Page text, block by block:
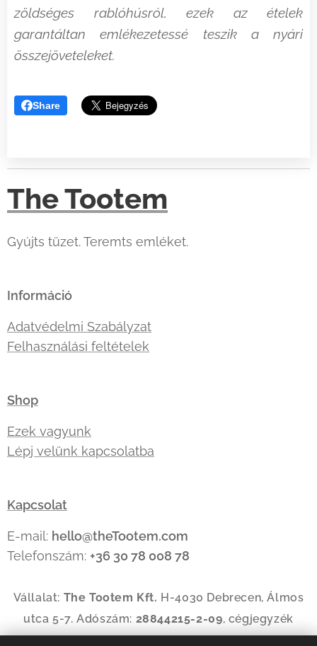
zöldséges rablóhúsról, ezek az ételek
garantáltan emlékezetessé teszik a nyári
összejöveteleket.
Share
The Tootem
Gyújts tüzet. Teremts emléket.
Információ
Adatvédelmi Szabályzat
Felhasználási feltételek
Shop
Ezek vagyunk
Lépj velünk kapcsolatba
Kapcsolat
E-mail: hello@theTootem.com
Telefonszám: +36 30 78 008 78
Vállalat: The Tootem Kft. H-4030 Debrecen, Álmos
utca 5-7. Adószám: 28844215-2-09, cégjegyzék
szám:09-09-035144